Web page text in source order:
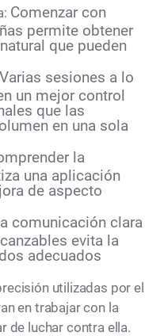
Comenzar con
permite obtener
que pueden
Varias sesiones a lo
un mejor control
que las
en una sola
la
una aplicación
de aspecto
comunicación clara
evita la
adecuados
utilizadas por el
en trabajar con la
de luchar contra ella.